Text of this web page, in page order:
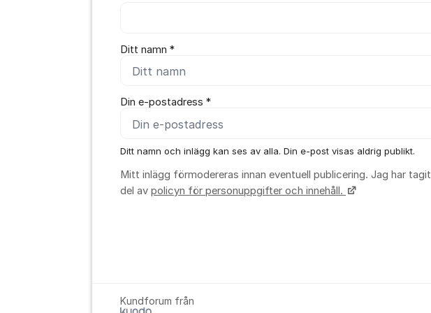
Ditt namn *
Din e-postadress *
Ditt namn och inlägg kan ses av alla. Din e-post visas aldrig publikt.
Mitt inlägg förmodereras innan eventuell publicering. Jag har tagit
del av policyn för personuppgifter och innehåll.
Kundforum från